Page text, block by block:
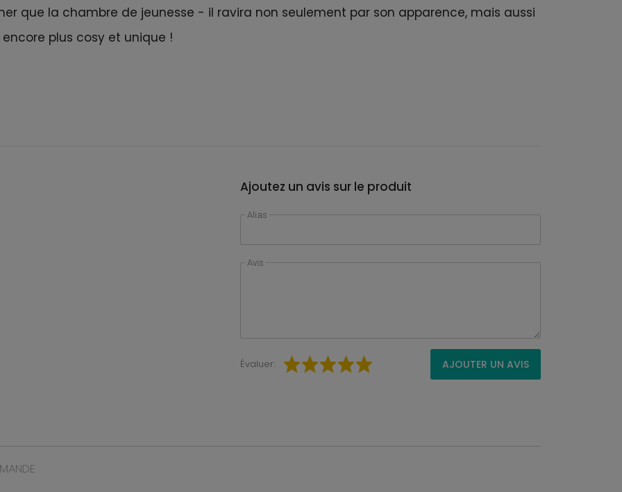
que la chambre de jeunesse - il ravira non seulement par son apparence, mais aussi
plus cosy et unique !
Ajoutez un avis sur le produit
Alias
Avis
Évaluer: AJOUTER UN AVIS